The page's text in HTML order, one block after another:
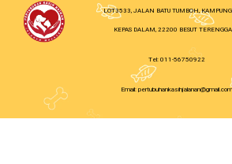
LOT3533, JALAN BATU TUMBOH, KAMPUNG
KEPAS DALAM, 22200 BESUT
Tel: 011-56750922
Email: pertubuhankasihjalanan@gmail.com